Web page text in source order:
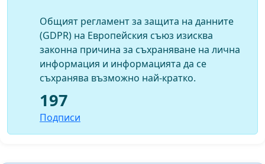
някои общини в момента се изисква копие от
граждански/трудови договори на родителите).
Към момента съществуват множество
различни практики и изисквания за записване на
деца в детски градини. Задължителите медицински
тестове са безплатни в много малко на брой
общини; в редица населени места няма лаборатории
Общият регламент за защита на данните
(GDPR) на Европейския съюз изисква
законна причина за съхраняване на лична
информация и информацията да се
съхранява възможно най-кратко.
197
Подписи